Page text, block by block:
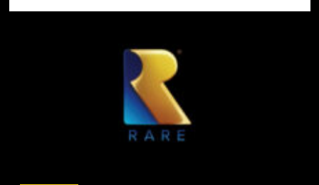
платформах
принедлежат»: